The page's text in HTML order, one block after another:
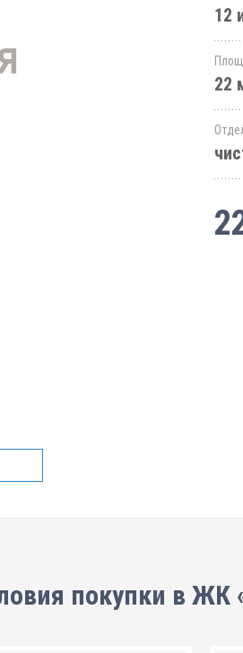
12
22
покупки в ЖК